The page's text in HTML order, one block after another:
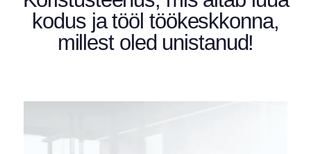
kodus ja tööl töökeskkonna,
millest oled unistanud!